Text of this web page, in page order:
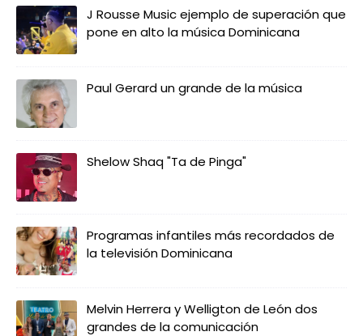
J Rousse Music ejemplo de superación que
pone en alto la música Dominicana
Paul Gerard un grande de la música
Shelow Shaq "Ta de Pinga"
Programas infantiles más recordados de
la televisión Dominicana
Melvin Herrera y Welligton de León dos
grandes de la comunicación